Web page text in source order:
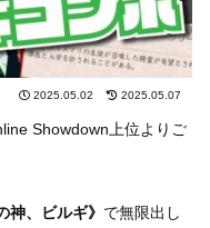
2025.05.02 2025.05.07
Showdown上位よりご
神、ビルギ》 で無限出し